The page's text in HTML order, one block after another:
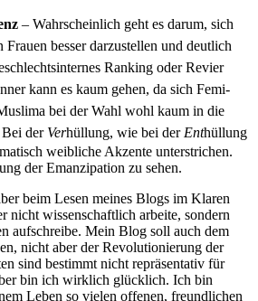
– Wahrscheinlich geht es darum, sich
Frauen besser darzustellen und deutlich
Ranking oder Revier
kann es kaum gehen, da sich Femi-
bei der Wahl wohl kaum in die
Bei der Verhüllung, wie bei der Enthüllung
weibliche Akzente unterstrichen.
der Emanzipation zu sehen.
beim Lesen meines Blogs im Klaren
nicht wissenschaftlich arbeite, sondern
aufschreibe. Mein Blog soll auch dem
nicht aber der Revolutionierung der
sind bestimmt nicht repräsentativ für
bin ich wirklich glücklich. Ich bin
Leben so vielen offenen, freundlichen